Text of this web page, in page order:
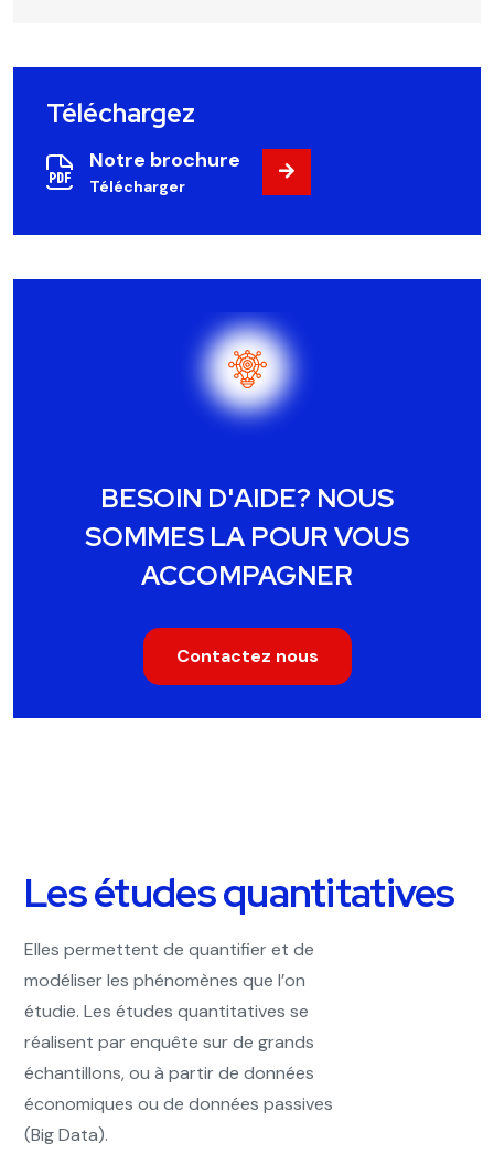
Téléchargez
Notre brochure
Télécharger
BESOIN D'AIDE? NOUS
SOMMES LA POUR VOUS
ACCOMPAGNER
Contactez nous
Les études quantitatives
Elles permettent de quantifier et de
modéliser les phénomènes que l’on
étudie. Les études quantitatives se
réalisent par enquête sur de grands
échantillons, ou à partir de données
économiques ou de données passives
(Big Data).